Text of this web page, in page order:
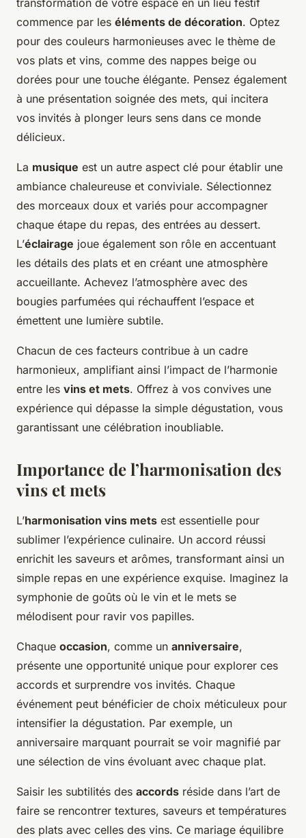
transformation de votre espace en un lieu festif
commence par les éléments de décoration. Optez
pour des couleurs harmonieuses avec le thème de
vos plats et vins, comme des nappes beige ou
dorées pour une touche élégante. Pensez également
à une présentation soignée des mets, qui incitera
vos invités à plonger leurs sens dans ce monde
délicieux.
La musique est un autre aspect clé pour établir une
ambiance chaleureuse et conviviale. Sélectionnez
des morceaux doux et variés pour accompagner
chaque étape du repas, des entrées au dessert.
L’éclairage joue également son rôle en accentuant
les détails des plats et en créant une atmosphère
accueillante. Achevez l’atmosphère avec des
bougies parfumées qui réchauffent l’espace et
émettent une lumière subtile.
Chacun de ces facteurs contribue à un cadre
harmonieux, amplifiant ainsi l’impact de l’harmonie
entre les vins et mets. Offrez à vos convives une
expérience qui dépasse la simple dégustation, vous
garantissant une célébration inoubliable.
Importance de l’harmonisation des
vins et mets
L’harmonisation vins mets est essentielle pour
sublimer l’expérience culinaire. Un accord réussi
enrichit les saveurs et arômes, transformant ainsi un
simple repas en une expérience exquise. Imaginez la
symphonie de goûts où le vin et le mets se
mélodisent pour ravir vos papilles.
Chaque occasion, comme un anniversaire,
présente une opportunité unique pour explorer ces
accords et surprendre vos invités. Chaque
événement peut bénéficier de choix méticuleux pour
intensifier la dégustation. Par exemple, un
anniversaire marquant pourrait se voir magnifié par
une sélection de vins évoluant avec chaque plat.
Saisir les subtilités des accords réside dans l’art de
faire se rencontrer textures, saveurs et températures
des plats avec celles des vins. Ce mariage équilibre